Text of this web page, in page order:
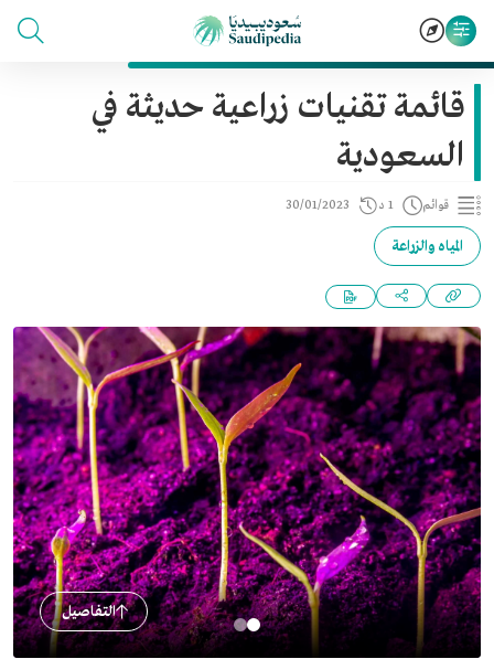
قائمة تقنيات زراعية حديثة في
السعودية
قوائم 1 د 30/01/2023
المياه والزراعة
التفاصيل